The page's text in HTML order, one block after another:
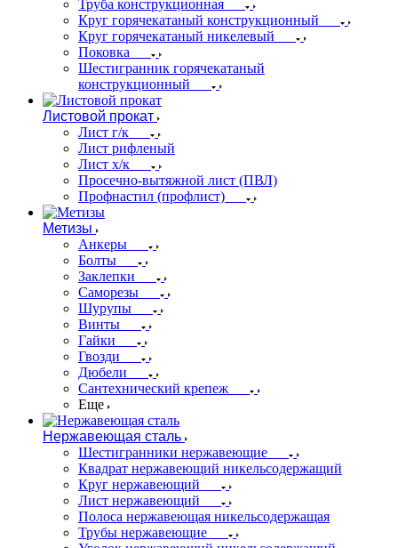
Труба конструкционная
Круг горячекатаный конструкционный
Круг горячекатаный никелевый
Поковка
Шестигранник горячекатаный
конструкционный
Листовой прокат
Лист г/к
Лист рифленый
Лист х/к
Просечно-вытяжной лист (ПВЛ)
Профнастил (профлист)
Метизы
Анкеры
Болты
Заклепки
Саморезы
Шурупы
Винты
Гайки
Гвозди
Дюбели
Сантехнический крепеж
Еще
Нержавеющая сталь
Шестигранники нержавеющие
Квадрат нержавеющий никельсодержащий
Круг нержавеющий
Лист нержавеющий
Полоса нержавеющая никельсодержащая
Трубы нержавеющие